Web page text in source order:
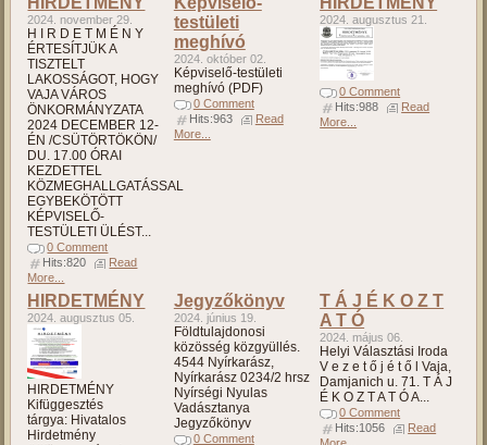
2024. november 29.
H I R D E T M É N Y
ÉRTESÍTJÜK A
TISZTELT
LAKOSSÁGOT, HOGY
VAJA VÁROS
ÖNKORMÁNYZATA
2024 DECEMBER 12-
ÉN /CSÜTÖRTÖKÖN/
DU. 17.00 ÓRAI
KEZDETTEL
KÖZMEGHALLGATÁSSAL
EGYBEKÖTÖTT
KÉPVISELŐ-
TESTÜLETI ÜLÉST...
0 Comment
Hits:820
Read
More...
testületi
meghívó
2024. október 02.
Képviselő-testületi
meghívó (PDF)
0 Comment
Hits:963
Read
More...
2024. augusztus 21.
0 Comment
Hits:988
Read
More...
HIRDETMÉNY
2024. augusztus 05.
HIRDETMÉNY
Kifüggesztés
tárgya: Hivatalos
Hirdetmény
Jegyzőkönyv
2024. június 19.
Földtulajdonosi
közösség közgyüllés.
4544 Nyírkarász,
Nyírkarász 0234/2 hrsz
Nyírségi Nyulas
Vadásztanya
Jegyzőkönyv
0 Comment
T Á J É K O Z T
A T Ó
2024. május 06.
Helyi Választási Iroda
V e z e t ő j é t ő l Vaja,
Damjanich u. 71. T Á J
É K O Z T A T Ó A...
0 Comment
Hits:1056
Read